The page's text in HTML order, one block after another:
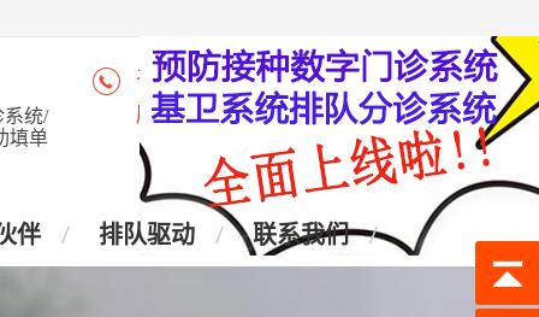
系统/
填单
咨询热线：4006-028-965
座 机：028-87438905
伴 排队驱动 联系我们